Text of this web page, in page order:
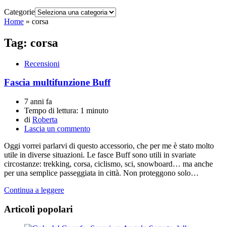
Categorie
Home » corsa
Tag: corsa
Recensioni
Fascia multifunzione Buff
7 anni fa
Tempo di lettura: 1 minuto
di Roberta
Lascia un commento
Oggi vorrei parlarvi di questo accessorio, che per me è stato molto
utile in diverse situazioni. Le fasce Buff sono utili in svariate
circostanze: trekking, corsa, ciclismo, sci, snowboard… ma anche
per una semplice passeggiata in città. Non proteggono solo…
Continua a leggere
Articoli popolari